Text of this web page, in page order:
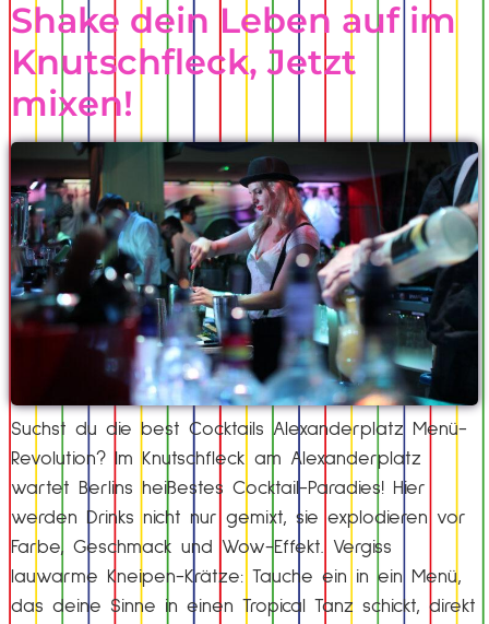
Shake dein Leben auf im
Knutschfleck, Jetzt
mixen!
Suchst du die best Cocktails Alexanderplatz Menü-
Revolution? Im Knutschfleck am Alexanderplatz
wartet Berlins heißestes Cocktail-Paradies! Hier
werden Drinks nicht nur gemixt, sie explodieren vor
Farbe, Geschmack und Wow-Effekt. Vergiss
lauwarme Kneipen-Krätze: Tauche ein in ein Menü,
das deine Sinne in einen Tropical Tanz schickt, direkt